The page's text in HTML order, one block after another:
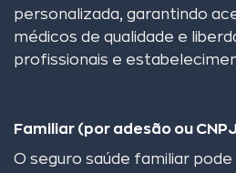
personalizada, garantindo
médicos de qualidade e
profissionais e
Familiar (por adesão ou
O seguro saúde familiar